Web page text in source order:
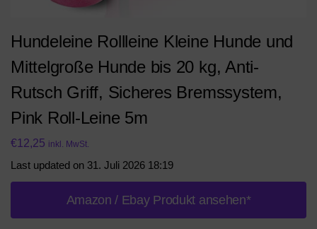
Hundeleine Rollleine Kleine Hunde und
Mittelgroße Hunde bis 20 kg, Anti-
Rutsch Griff, Sicheres Bremssystem,
Pink Roll-Leine 5m
€12,25 inkl. MwSt.
Last updated on 31. Juli 2026 18:19
Amazon / Ebay Produkt ansehen*